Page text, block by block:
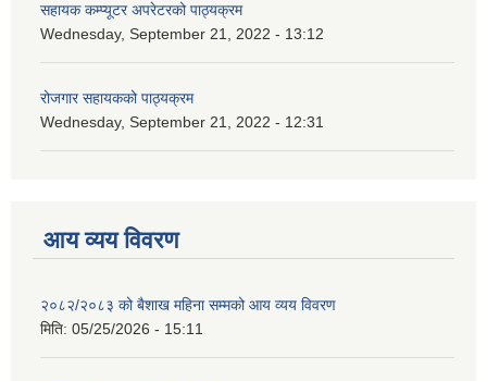
सहायक कम्प्यूटर अपरेटरको पाठ्यक्रम
Wednesday, September 21, 2022 - 13:12
रोजगार सहायकको पाठ्यक्रम
Wednesday, September 21, 2022 - 12:31
आय व्यय विवरण
२०८२/२०८३ को बैशाख महिना सम्मको आय व्यय विवरण
मिति: 05/25/2026 - 15:11